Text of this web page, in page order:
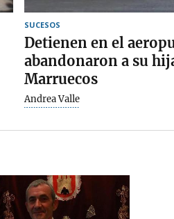
SUCESOS
Detienen en el
abandonaron a su
Marruecos
Andrea Valle